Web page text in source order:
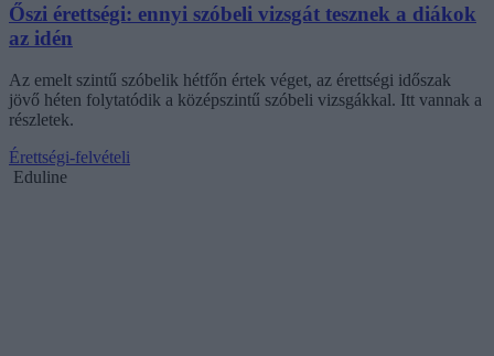
Őszi érettségi: ennyi szóbeli vizsgát tesznek a diákok
az idén
Az emelt szintű szóbelik hétfőn értek véget, az érettségi időszak
jövő héten folytatódik a középszintű szóbeli vizsgákkal. Itt vannak a
részletek.
Érettségi-felvételi
Eduline